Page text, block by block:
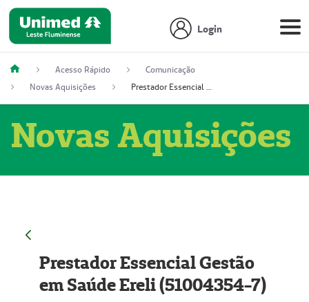
Login
Acesso Rápido
Comunicação
Novas Aquisições
Prestador Essencial Gestão em Saúde Ereli (51004354-7)
Novas Aquisições
Prestador Essencial Gestão
em Saúde Ereli (51004354-7)